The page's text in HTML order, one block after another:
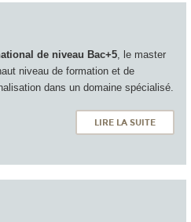
de niveau Bac+5, le master
niveau de formation et de
dans un domaine spécialisé.
LIRE LA SUITE